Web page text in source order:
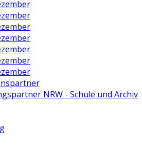
NRW - Schule und Archiv